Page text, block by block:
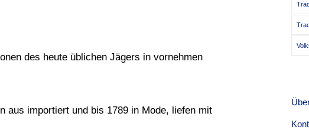
des heute üblichen Jägers in vornehmen
aus importiert und bis 1789 in Mode, liefen mit